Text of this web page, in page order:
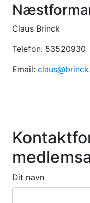
Claus Brinck
Telefon: 53520930
Email:
Dit navn